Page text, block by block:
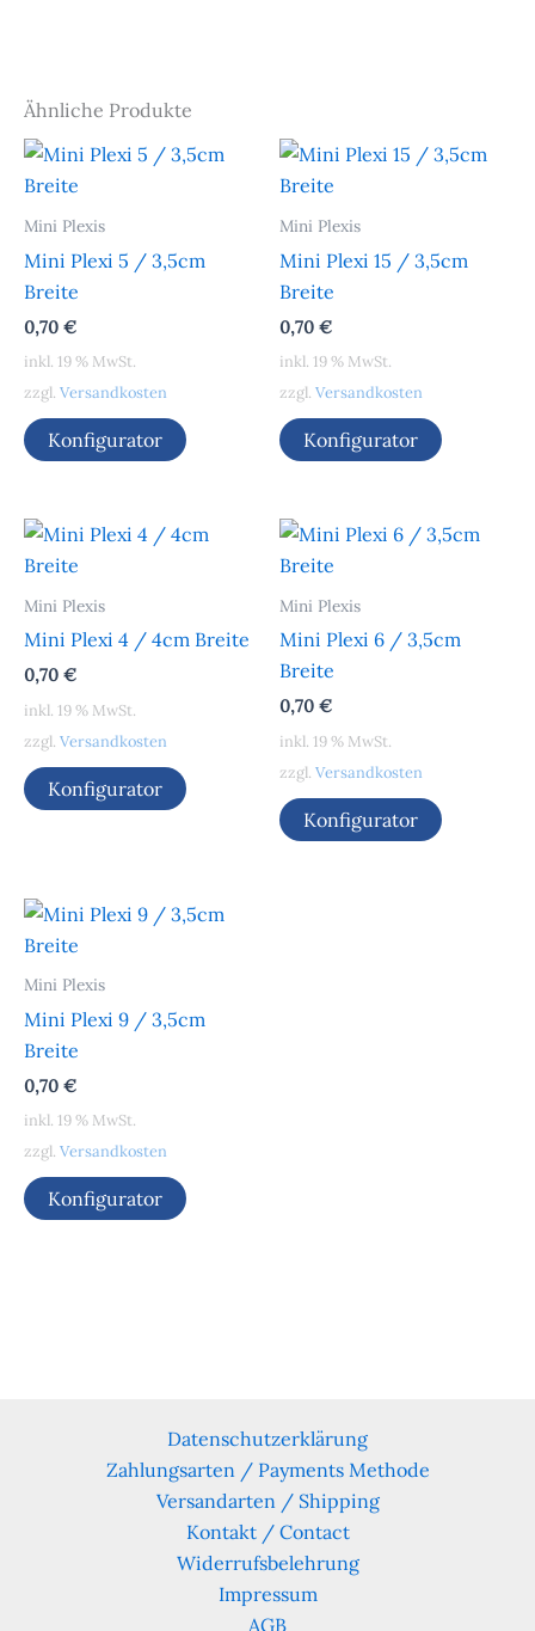
Ähnliche Produkte
Mini Plexis
Mini Plexi 5 / 3,5cm
Breite
0,70 €
inkl. 19 % MwSt.
zzgl. Versandkosten
Konfigurator
Mini Plexis
Mini Plexi 15 / 3,5cm
Breite
0,70 €
inkl. 19 % MwSt.
zzgl. Versandkosten
Konfigurator
Mini Plexis
Mini Plexi 4 / 4cm Breite
0,70 €
inkl. 19 % MwSt.
zzgl. Versandkosten
Konfigurator
Mini Plexis
Mini Plexi 6 / 3,5cm
Breite
0,70 €
inkl. 19 % MwSt.
zzgl. Versandkosten
Konfigurator
Mini Plexis
Mini Plexi 9 / 3,5cm
Breite
0,70 €
inkl. 19 % MwSt.
zzgl. Versandkosten
Konfigurator
Datenschutzerklärung
Zahlungsarten / Payments Methode
Versandarten / Shipping
Kontakt / Contact
Widerrufsbelehrung
Impressum
AGB